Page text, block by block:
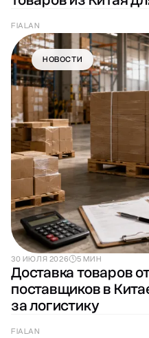
FIALAN
НОВОСТИ
30 ИЮЛЯ 2026 5 МИН
Доставка товаров
поставщиков в
за логистику
FIALAN